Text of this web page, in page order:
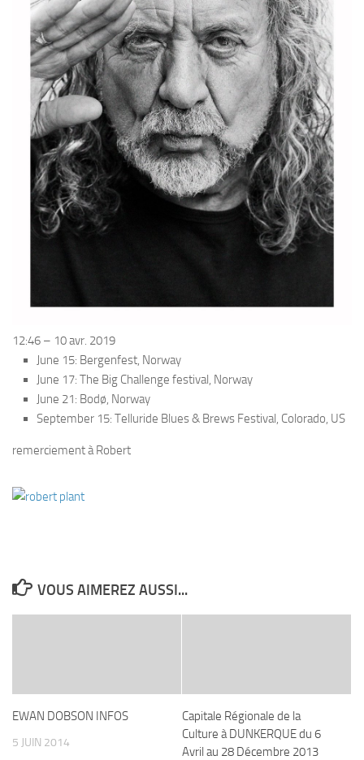
12:46 – 10 avr. 2019
June 15: Bergenfest, Norway
June 17: The Big Challenge festival, Norway
June 21: Bodø, Norway
September 15: Telluride Blues & Brews Festival, Colorado, US
remerciement à Robert
VOUS AIMEREZ AUSSI...
EWAN DOBSON INFOS
5 JUIN 2014
Capitale Régionale de la
Culture à DUNKERQUE du 6
Avril au 28 Décembre 2013